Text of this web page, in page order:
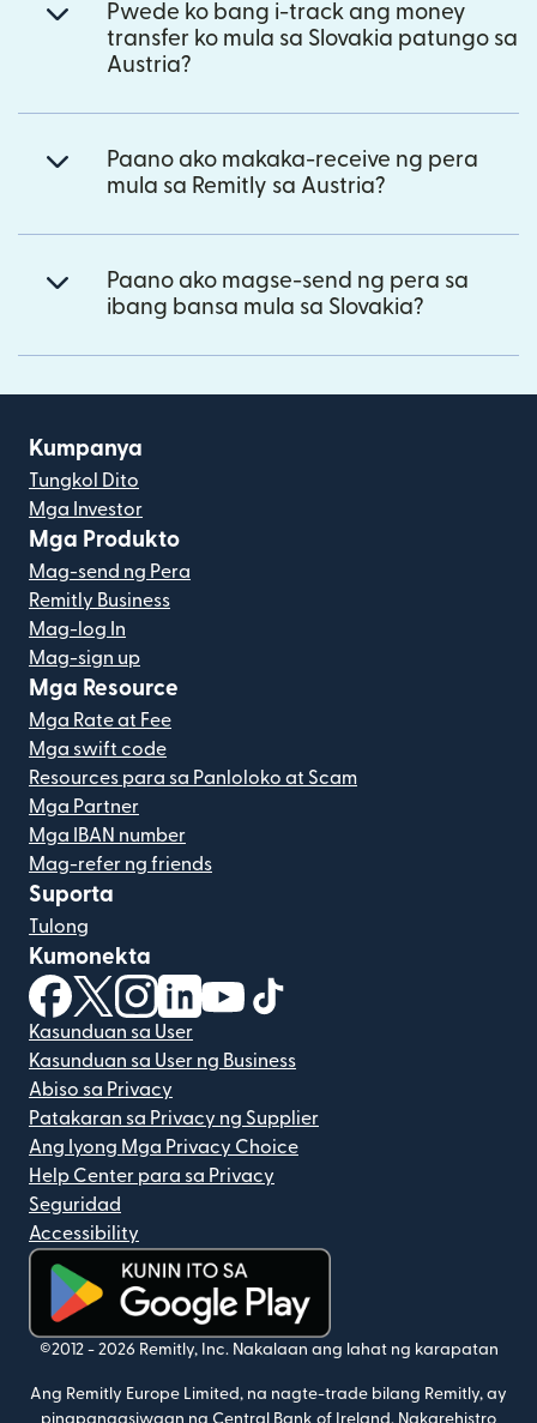
Pwede ko bang i-track ang money
transfer ko mula sa Slovakia patungo sa
Austria?
Paano ako makaka-receive ng pera
mula sa Remitly sa Austria?
Paano ako magse-send ng pera sa
ibang bansa mula sa Slovakia?
Kumpanya
Tungkol Dito
Mga Investor
Mga Produkto
Mag-send ng Pera
Remitly Business
Mag-log In
Mag-sign up
Mga Resource
Mga Rate at Fee
Mga swift code
Resources para sa Panloloko at Scam
Mga Partner
Mga IBAN number
Mag-refer ng friends
Suporta
Tulong
Kumonekta
(bubukas sa bagong window)
(bubukas sa bagong window)
(bubukas sa bagong window)
(bubukas sa bagong window)
(bubukas sa bagong window)
Kasunduan sa User
Kasunduan sa User ng Business
Abiso sa Privacy
Patakaran sa Privacy ng Supplier
Ang Iyong Mga Privacy Choice
Help Center para sa Privacy
Seguridad
Accessibility
(bubukas sa bagong window)
©2012 - 2026 Remitly, Inc. Nakalaan ang lahat ng karapatan
Ang Remitly Europe Limited, na nagte-trade bilang Remitly, ay
pinapangasiwaan ng Central Bank of Ireland. Nakarehistro